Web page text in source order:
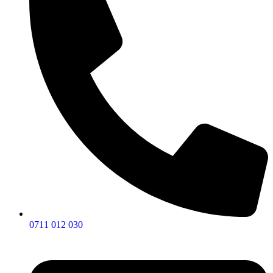
0711 012 030